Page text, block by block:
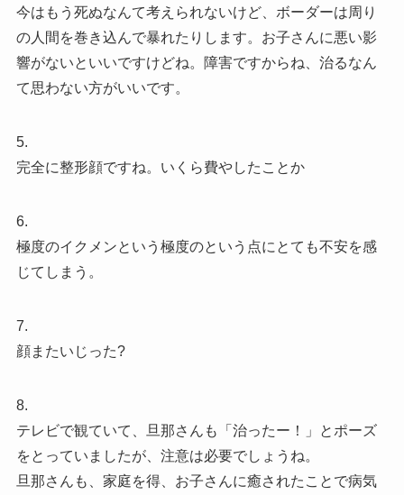
今はもう死ぬなんて考えられないけど、ボーダーは周り
の人間を巻き込んで暴れたりします。お子さんに悪い影
響がないといいですけどね。障害ですからね、治るなん
て思わない方がいいです。
5.
完全に整形顔ですね。いくら費やしたことか
6.
極度のイクメンという極度のという点にとても不安を感
じてしまう。
7.
顔またいじった?
8.
テレビで観ていて、旦那さんも「治ったー！」とポーズ
をとっていましたが、注意は必要でしょうね。
旦那さんも、家庭を得、お子さんに癒されたことで病気